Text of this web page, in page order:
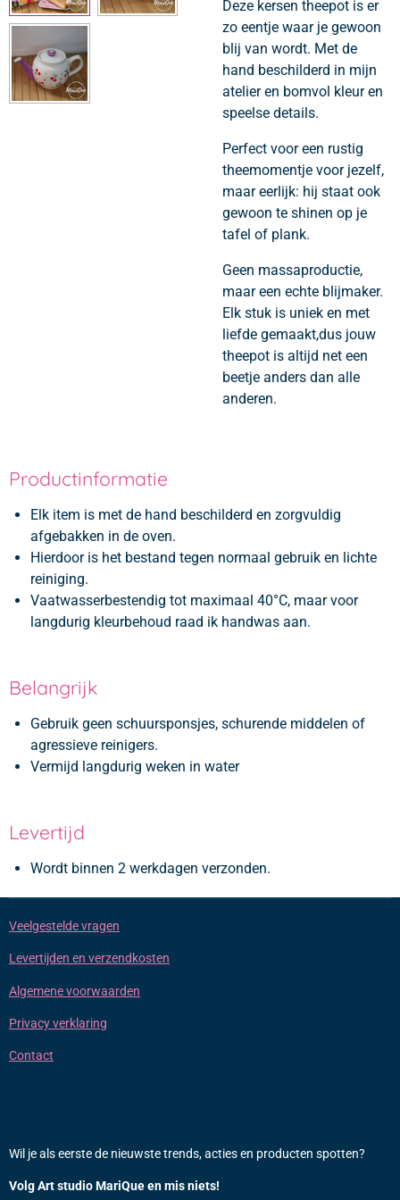
Deze kersen theepot is er
zo eentje waar je gewoon
blij van wordt. Met de
hand beschilderd in mijn
atelier en bomvol kleur en
speelse details.
Perfect voor een rustig
theemomentje voor jezelf,
maar eerlijk: hij staat ook
gewoon te shinen op je
tafel of plank.
Geen massaproductie,
maar een echte blijmaker.
Elk stuk is uniek en met
liefde gemaakt,dus jouw
theepot is altijd net een
beetje anders dan alle
anderen.
Productinformatie
Elk item is met de hand beschilderd en zorgvuldig
afgebakken in de oven.
Hierdoor is het bestand tegen normaal gebruik en lichte
reiniging.
Vaatwasserbestendig tot maximaal 40°C, maar voor
langdurig kleurbehoud raad ik handwas aan.
Belangrijk
Gebruik geen schuursponsjes, schurende middelen of
agressieve reinigers.
Vermijd langdurig weken in water
Levertijd
Wordt binnen 2 werkdagen verzonden.
Veelgestelde vragen
Levertijden en verzendkosten
Algemene voorwaarden
Privacy verklaring
Contact
Wil je als eerste de nieuwste trends, acties en producten spotten?
Volg Art studio MariQue en mis niets!